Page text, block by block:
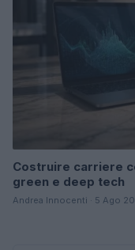
Costruire carriere
green e deep tech
Andrea Innocenti · 5 Ago